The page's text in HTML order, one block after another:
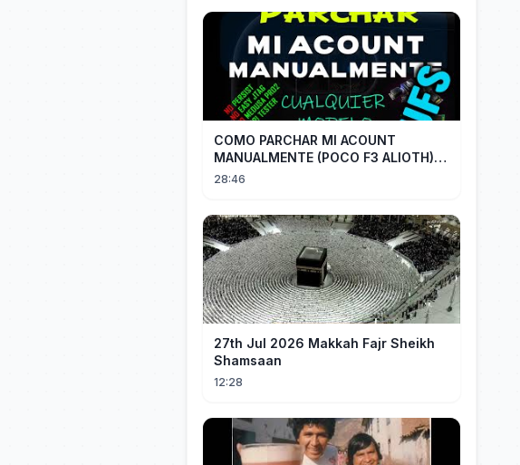
COMO PARCHAR MI ACOUNT
MANUALMENTE (POCO F3 ALIOTH)
SIN REMPLAZAR PERSIST CHIP OFF
28:46
27th Jul 2026 Makkah Fajr Sheikh
Shamsaan
12:28